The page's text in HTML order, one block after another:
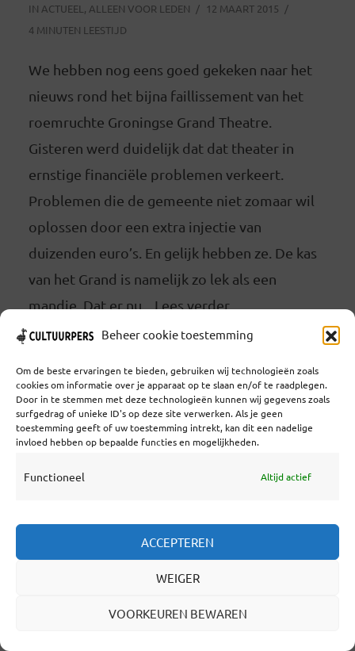
Beheer cookie toestemming
Om de beste ervaringen te bieden, gebruiken wij technologieën zoals
cookies om informatie over je apparaat op te slaan en/of te raadplegen.
Door in te stemmen met deze technologieën kunnen wij gegevens zoals
surfgedrag of unieke ID's op deze site verwerken. Als je geen
toestemming geeft of uw toestemming intrekt, kan dit een nadelige
invloed hebben op bepaalde functies en mogelijkheden.
Functioneel Altijd actief
ACCEPTEREN
WEIGER
VOORKEUREN BEWAREN
IN ACTUEEL , ALLEEN VOOR LEDEN
12 MAART 2015
4 MINUTEN LEESTIJD
We hebben nog eens goed gekeken naar het
nieuws rond het bijna faillissement van het
roemruchte Groningse Grand Theatre.
Gisteren werd duidelijk dat dat theater in
ernstige financiële problemen verkeert.
Problemen die de gemeente niet zomaar wil
oplossen door een extra injectie van
duizenden euro’s. En gelijk hebben ze. De kas
van het Grand is namelijk zo lek als een
mandje. Dat er nu... Lees verder
GRAND THEATRE ‘NIET TOO
BIG TO FAIL’: FAILLISSEMENT
HOTSPOT
DOORWIJBRAND SCHAAP
ALLEEN VOOR LEDEN